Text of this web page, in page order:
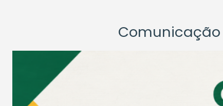
Comunicação